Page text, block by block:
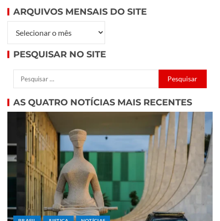
ARQUIVOS MENSAIS DO SITE
PESQUISAR NO SITE
AS QUATRO NOTÍCIAS MAIS RECENTES